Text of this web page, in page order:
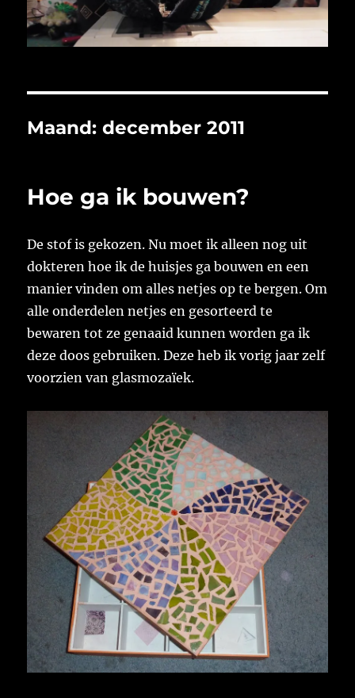
Maand:december 2011
Hoe ga ik bouwen?
De stof is gekozen. Nu moet ik alleen nog uit
dokteren hoe ik de huisjes ga bouwen en een
manier vinden om alles netjes op te bergen. Om
alle onderdelen netjes en gesorteerd te
bewaren tot ze genaaid kunnen worden ga ik
deze doos gebruiken. Deze heb ik vorig jaar zelf
voorzien van glasmozaïek.